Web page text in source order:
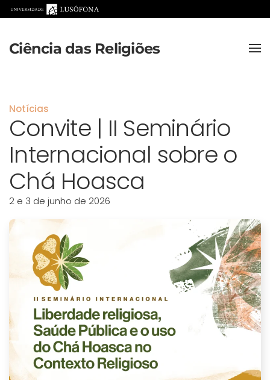
Ciência das Religiões
Notícias
Convite | II Seminário
Internacional sobre o
Chá Hoasca
2 e 3 de junho de 2026